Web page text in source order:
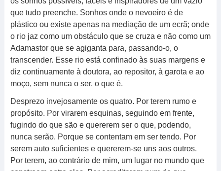
que tudo preenche. Sonhos onde o nevoeiro é de
plástico ou existe apenas na mediação de um ecrã; onde
o rio jaz como um obstáculo que se cruza e não como um
Adamastor que se agiganta para, passando-o, o
transcender. Esse rio está confinado às suas margens e
diz continuamente à doutora, ao repositor, à garota e ao
moço, sem nunca o ser, o que é.
Desprezo invejosamente os quatro. Por terem rumo e
propósito. Por virarem esquinas, seguindo em frente,
fugindo do que são e quererem ser o que, podendo,
nunca serão. Porque se contentam em ser tendo. Por
serem auto suficientes e quererem-se uns aos outros.
Por terem, ao contrário de mim, um lugar no mundo que